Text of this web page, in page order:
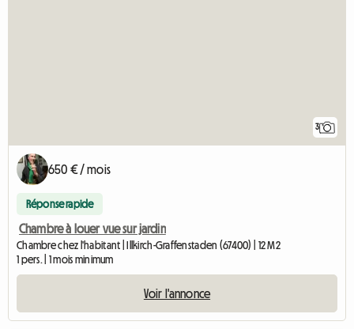
3
650 € / mois
Réponse rapide
Chambre à louer vue sur jardin
Chambre chez l'habitant | Illkirch-Graffenstaden (67400) | 12 M2
1 pers. | 1 mois minimum
Voir l'annonce